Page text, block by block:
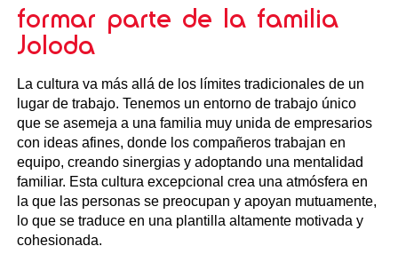
formar parte de la familia
Joloda
La cultura va más allá de los límites tradicionales de un
lugar de trabajo. Tenemos un entorno de trabajo único
que se asemeja a una familia muy unida de empresarios
con ideas afines, donde los compañeros trabajan en
equipo, creando sinergias y adoptando una mentalidad
familiar. Esta cultura excepcional crea una atmósfera en
la que las personas se preocupan y apoyan mutuamente,
lo que se traduce en una plantilla altamente motivada y
cohesionada.